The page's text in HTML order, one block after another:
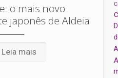
o mais novo
japonês de Aldeia
Leia mais